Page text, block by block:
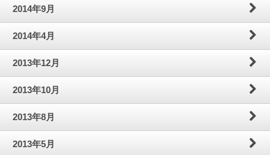
2014年9月
2014年4月
2013年12月
2013年10月
2013年8月
2013年5月